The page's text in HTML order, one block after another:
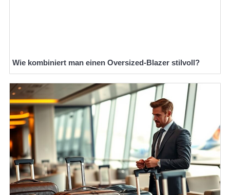
Wie kombiniert man einen Oversized-Blazer stilvoll?